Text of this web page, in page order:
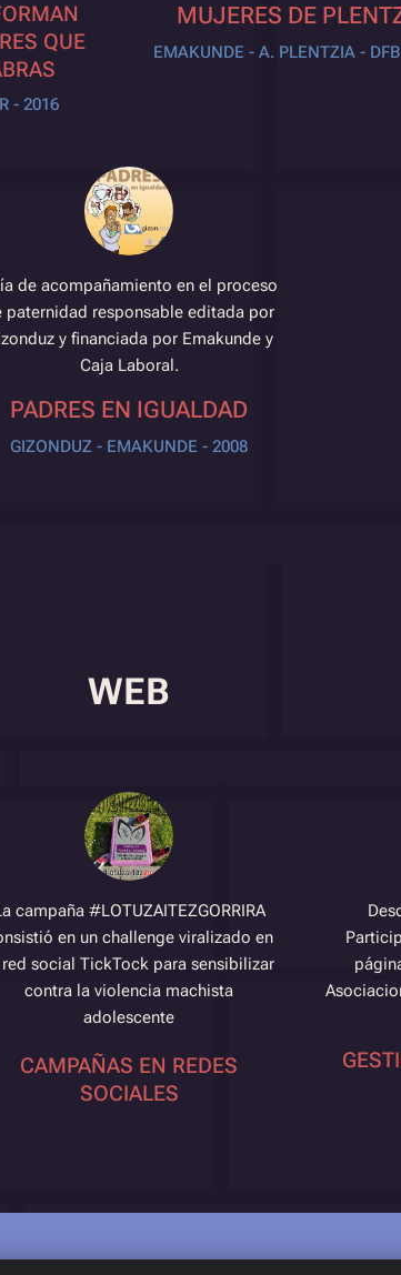
QUE
- 2016
MUJERES DE
EMAKUNDE - A. PLENTZIA -
de acompañamiento en el proceso
paternidad responsable editada por
y financiada por Emakunde y
Caja Laboral.
PADRES EN IGUALDAD
GIZONDUZ - EMAKUNDE - 2008
WEB
campaña #LOTUZAITEZGORRIRA
en un challenge viralizado en
red social TickTock para sensibilizar
contra la violencia machista
adolescente
CAMPAÑAS EN REDES
SOCIALES